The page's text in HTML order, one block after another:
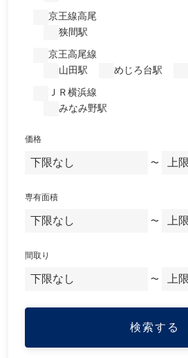
京王線高尾
狭間駅
京王高尾線
山田駅
めじろ台駅
ＪＲ横浜線
みなみ野駅
価格
〜
専有面積
〜
間取り
〜